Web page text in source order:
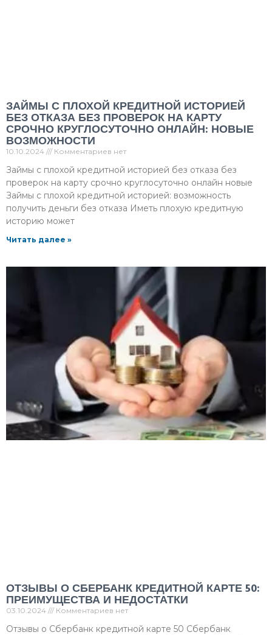
ЗАЙМЫ С ПЛОХОЙ КРЕДИТНОЙ ИСТОРИЕЙ
БЕЗ ОТКАЗА БЕЗ ПРОВЕРОК НА КАРТУ
СРОЧНО КРУГЛОСУТОЧНО ОНЛАЙН: НОВЫЕ
ВОЗМОЖНОСТИ
10.10.2024 Комментариев нет
Займы с плохой кредитной историей без отказа без
проверок на карту срочно круглосуточно онлайн новые
Займы с плохой кредитной историей: возможность
получить деньги без отказа Иметь плохую кредитную
историю может
Читать далее »
ОТЗЫВЫ О СБЕРБАНК КРЕДИТНОЙ КАРТЕ 50:
ПРЕИМУЩЕСТВА И НЕДОСТАТКИ
03.10.2024 Комментариев нет
Отзывы о Сбербанк кредитной карте 50 Сбербанк